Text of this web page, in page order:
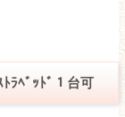
ﾗﾍﾞｯﾄﾞ１台可